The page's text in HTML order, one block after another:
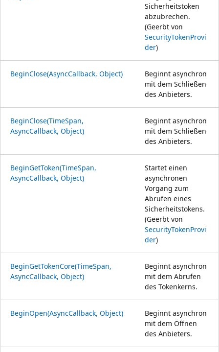
Sicherheitstoken
abzubrechen.
(Geerbt von
SecurityTokenProvi
der)
BeginClose(AsyncCallback, Object)
Beginnt asynchron
mit dem Schließen
des Anbieters.
BeginClose(TimeSpan,
AsyncCallback, Object)
Beginnt asynchron
mit dem Schließen
des Anbieters.
BeginGetToken(TimeSpan,
AsyncCallback, Object)
Startet einen
asynchronen
Vorgang zum
Abrufen eines
Sicherheitstokens.
(Geerbt von
SecurityTokenProvi
der)
BeginGetTokenCore(TimeSpan,
AsyncCallback, Object)
Beginnt asynchron
mit dem Abrufen
des Tokenkerns.
BeginOpen(AsyncCallback, Object)
Beginnt asynchron
mit dem Öffnen
des Anbieters.